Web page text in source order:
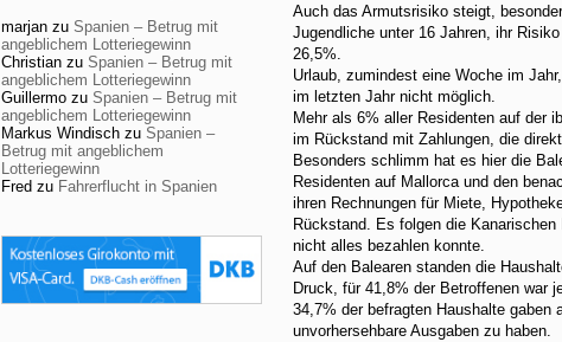
marjan zu Spanien – Betrug mit
angeblichem Lotteriegewinn
Christian zu Spanien – Betrug mit
angeblichem Lotteriegewinn
Guillermo zu Spanien – Betrug mit
angeblichem Lotteriegewinn
Markus Windisch zu Spanien –
Betrug mit angeblichem
Lotteriegewinn
Fred zu Fahrerflucht in Spanien
Auch das Armutsrisiko steigt,
Jugendliche unter 16 Jahren, ihr
26,5%.
Urlaub, zumindest eine Woche im
im letzten Jahr nicht möglich.
Mehr als 6% aller Residenten auf der
im Rückstand mit Zahlungen, die
Besonders schlimm hat es hier die
Residenten auf Mallorca und den
ihren Rechnungen für Miete,
Rückstand. Es folgen die
nicht alles bezahlen konnte.
Auf den Balearen standen die
Druck, für 41,8% der Betroffenen war
34,7% der befragten Haushalte gaben
unvorhersehbare Ausgaben zu haben.